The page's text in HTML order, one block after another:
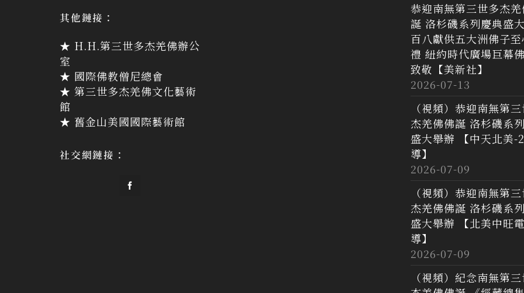
其他鏈接：
★ H.H.第三世多杰羌佛辦公
室
★ 國際佛教僧尼總會
★ 第三世多杰羌佛文化藝術
館
★ 舊金山美國國際藝術館
社交網鏈接：
恭迎南無第三世多杰羌
誕 洛杉磯系列慶典盛
百八獻供五大洲佛子至
禮 紐約時代廣場巨幕
致敬【美新社】
2026-07-13
（視頻）恭迎南無第
杰羌佛佛誕 洛杉磯系
盛大舉辦 【中天北美-
導】
2026-07-09
（視頻）恭迎南無第
杰羌佛佛誕 洛杉磯系
盛大舉辦 【北美中旺
導】
2026-07-09
（視頻）紀念南無第